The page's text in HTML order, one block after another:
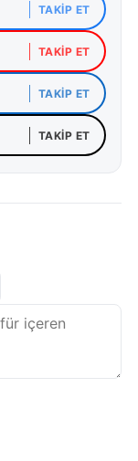
TAKIP ET
TAKIP ET
TAKIP ET
TAKIP ET